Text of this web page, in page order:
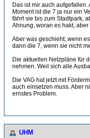
Das ist mir auch
Moment ist die 7 ja nur ein
fährt sie bis zum Stadtpark,
Ahnung, woran es hakt,
Aber was geschieht, wenn
dann die 7, wenn sie nicht
Die aktuellen Netzpläne für
nehmen. Weil sich alle
Die VAG hat jetzt mit
auch einsetzen muss. Aber
ernstes Problem.
UHM